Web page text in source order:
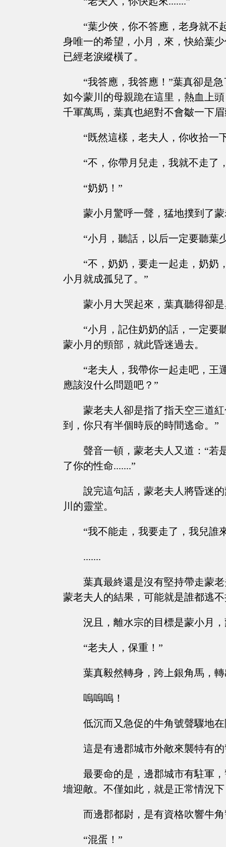
“葉少俠，你不答應，老身就不
身唯一的希望，小月，來，快給葉
已經老淚縱橫了。
“我答應，我答應！”葉真卻是
如今蒙川的母親跪在這里，熱血上
千軍萬馬，葉真也絕對不會皺一下
“既然這樣，老夫人，你收拾一
“不，你帶月兒走，我就不走了
“奶奶！”
蒙小月驚呼一聲，猛地撲到了
“小月，聽話，以后一定要聽葉
“不，奶奶，要走一起走，奶奶
小月就成孤兒了。”
蒙小月大哭起來，葉真聽得卻
“小月，記住奶奶的話，一定要
蒙小月的頸部，就此昏迷過去。
“老夫人，我帶你一起走吧，王
應該沒什么問題吧？”
蒙老夫人卻是指了指天空三道
到，你只有半個時辰的時間逃命。”
聲音一頓，蒙老夫人又道：“若
了你的性命.......”
說完這句話，蒙老夫人將昏迷
川的靈堂。
“我不能走，我要走了，我兒誰
.......
葉真最終還是沒有堅持帶走蒙
蒙老夫人的結果，可能就是誰都逃
況且，離水宗的目標是蒙小月
“老夫人，保重！”
葉真毅然轉身，跨上銀角馬，
嗚嗚嗚！
低沉而又急促的牛角號聲驟地
這是有邊郡城市外敵來襲特有
最要命的是，邊郡城市有駐軍
墻迎敵。不僅如此，就是正常情況
而邊郡都尉，是有資格吹響牛
“混蛋！”